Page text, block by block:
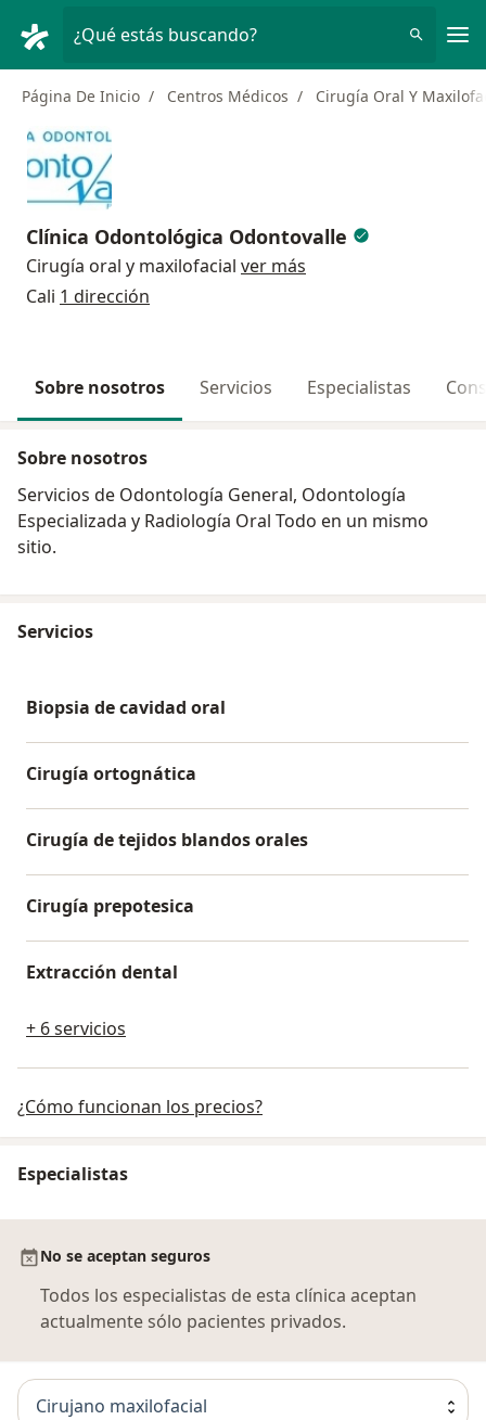
¿Qué estás buscando?
Página De Inicio Centros Médicos Cirugía Oral Y
Clínica Odontológica Odontovalle
Cirugía oral y maxilofacial ver más
Cali 1 dirección
Sobre nosotros Servicios Especialistas
Sobre nosotros
Servicios de Odontología General, Odontología
Especializada y Radiología Oral Todo en un mismo
sitio.
Servicios
Biopsia de cavidad oral
Cirugía ortognática
Cirugía de tejidos blandos orales
Cirugía prepotesica
Extracción dental
+ 6 servicios
¿Cómo funcionan los precios?
Especialistas
No se aceptan seguros
Todos los especialistas de esta clínica aceptan
actualmente sólo pacientes privados.
Cirujano maxilofacial